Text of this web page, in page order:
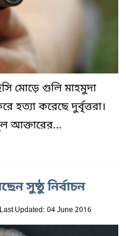
মোড়ে গুলি মাহমুদা
হত্যা করেছে দুর্বৃত্তরা।
আক্তারের...
সুষ্ঠু নির্বাচন
Last Updated: 04 June 2016